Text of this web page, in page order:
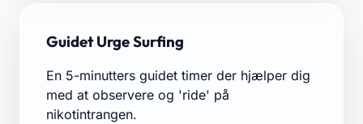
Guidet Urge Surfing
En 5-minutters guidet timer der hjælper dig
med at observere og 'ride' på
nikotintrangen.